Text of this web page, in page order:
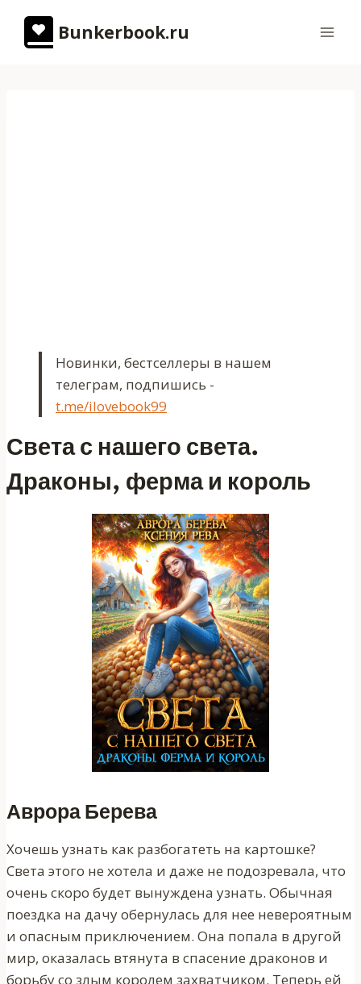
содержимому
Bunkerbook.ru
Новинки, бестселлеры в нашем
телеграм, подпишись -
t.me/ilovebook99
Света с нашего света.
Драконы, ферма и король
Аврора Берева
Хочешь узнать как разбогатеть на картошке?
Света этого не хотела и даже не подозревала, что
очень скоро будет вынуждена узнать. Обычная
поездка на дачу обернулась для нее невероятным
и опасным приключением. Она попала в другой
мир, оказалась втянута в спасение драконов и
борьбу со злым королем захватчиком. Теперь ей